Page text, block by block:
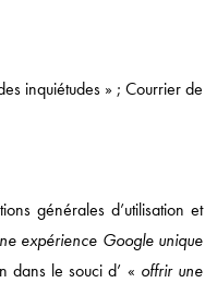
inquiétudes » ; Courrier de
générales d’utilisation et
expérience Google unique
dans le souci d’ « offrir une